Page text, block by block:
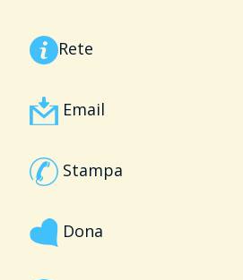
Rete
Email
Stampa
Dona